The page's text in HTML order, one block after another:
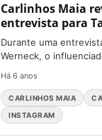
Carlinhos Maia
entrevista para
Durante uma
Werneck, o
Há 6 anos
CARLINHOS MAIA
INSTAGRAM